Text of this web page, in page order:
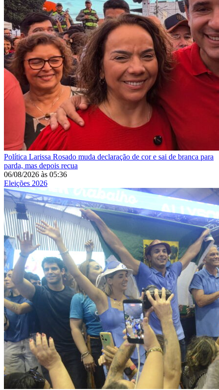
Política Larissa Rosado muda declaração de cor e sai de branca para
parda, mas depois recua
06/08/2026 às 05:36
Eleições 2026